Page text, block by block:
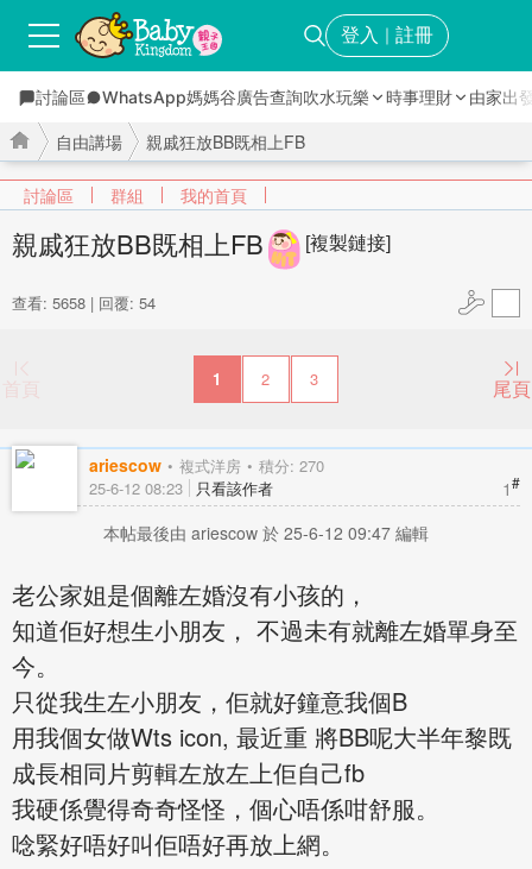
登入 ｜ 註冊
討論區 WhatsApp媽媽谷廣告查詢吹水玩樂 時事理財 由家出
討論區 群組 我的首頁
自由講場 親戚狂放BB既相上FB
查看: 5658 | 回覆: 54
親戚狂放BB既相上FB [複製鏈接]
首頁 1 2 3 尾頁
ariescow 複式洋房 積分: 270
1#
25-6-12 08:23 只看該作者
本帖最後由 ariescow 於 25-6-12 09:47 編輯
老公家姐是個離左婚沒有小孩的，
知道佢好想生小朋友， 不過未有就離左婚單身至
今。
只從我生左小朋友，佢就好鐘意我個B
用我個女做Wts icon, 最近重 將BB呢大半年黎既
成長相同片剪輯左放左上佢自己fb
我硬係覺得奇奇怪怪，個心唔係咁舒服。
唸緊好唔好叫佢唔好再放上網。